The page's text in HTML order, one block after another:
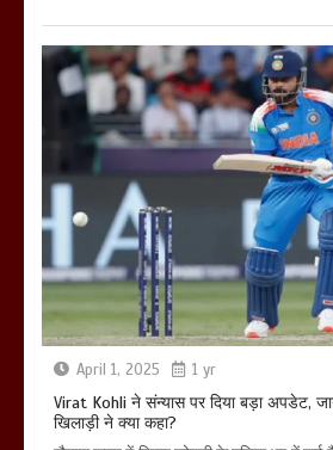
April 1, 2025 1 yr
Virat Kohli ने संन्यास पर दिया बड़ा अपडेट,
खिलाड़ी ने क्या कहा?